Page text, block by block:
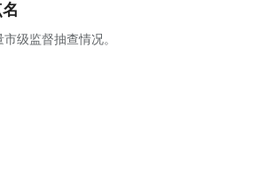
级监督抽查情况。